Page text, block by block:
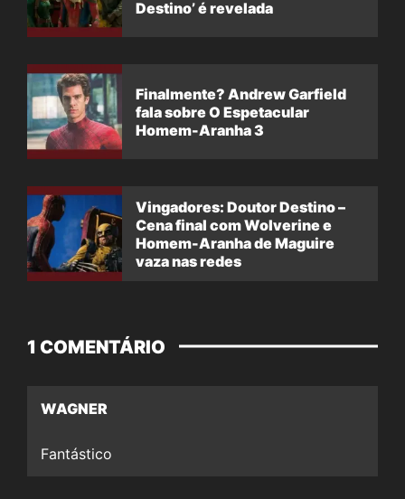
Destino’ é revelada
Finalmente? Andrew Garfield
fala sobre O Espetacular
Homem-Aranha 3
Vingadores: Doutor Destino –
Cena final com Wolverine e
Homem-Aranha de Maguire
vaza nas redes
1 COMENTÁRIO
WAGNER
Fantástico